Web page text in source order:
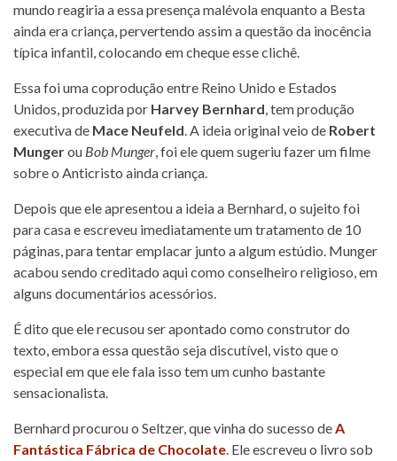
mundo reagiria a essa presença malévola enquanto a Besta
ainda era criança, pervertendo assim a questão da inocência
típica infantil, colocando em cheque esse clichê.
Essa foi uma coprodução entre Reino Unido e Estados
Unidos, produzida por Harvey Bernhard, tem produção
executiva de Mace Neufeld. A ideia original veio de Robert
Mungerou Bob Munger, foi ele quem sugeriu fazer um filme
sobre o Anticristo ainda criança.
Depois que ele apresentou a ideia a Bernhard, o sujeito foi
para casa e escreveu imediatamente um tratamento de 10
páginas, para tentar emplacar junto a algum estúdio. Munger
acabou sendo creditado aqui como conselheiro religioso, em
alguns documentários acessórios.
É dito que ele recusou ser apontado como construtor do
texto, embora essa questão seja discutível, visto que o
especial em que ele fala isso tem um cunho bastante
sensacionalista.
Bernhard procurou o Seltzer, que vinha do sucesso deA
Fantástica Fábrica de Chocolate. Ele escreveu o livro sob